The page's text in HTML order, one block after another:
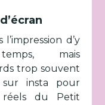
d’y
mais
trop souvent
insta pour
réels du Petit